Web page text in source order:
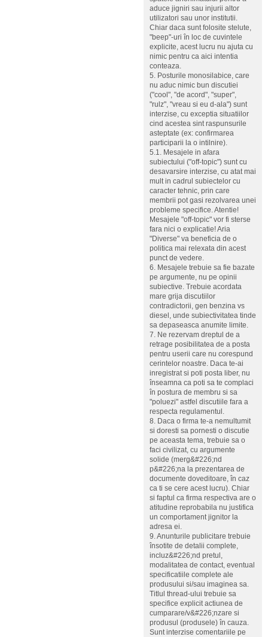
aduce jigniri sau injurii altor
utilizatori sau unor institutii.
Chiar daca sunt folosite stelute,
"beep"-uri în loc de cuvintele
explicite, acest lucru nu ajuta cu
nimic pentru ca aici intentia
conteaza.
5. Posturile monosilabice, care
nu aduc nimic bun discutiei
("cool", "de acord", "super",
"rulz", "vreau si eu d-ala") sunt
interzise, cu exceptia situatiilor
cind acestea sint raspunsurile
asteptate (ex: confirmarea
participarii la o intilnire).
5.1. Mesajele in afara
subiectului ("off-topic") sunt cu
desavarsire interzise, cu atat mai
mult in cadrul subiectelor cu
caracter tehnic, prin care
membrii pot gasi rezolvarea unei
probleme specifice. Atentie!
Mesajele "off-topic" vor fi sterse
fara nici o explicatie! Aria
"Diverse" va beneficia de o
politica mai relexata din acest
punct de vedere.
6. Mesajele trebuie sa fie bazate
pe argumente, nu pe opinii
subiective. Trebuie acordata
mare grija discutiilor
contradictorii, gen benzina vs
diesel, unde subiectivitatea tinde
sa depaseasca anumite limite.
7. Ne rezervam dreptul de a
retrage posibilitatea de a posta
pentru userii care nu corespund
cerintelor noastre. Daca te-ai
inregistrat si poti posta liber, nu
înseamna ca poti sa te complaci
în postura de membru si sa
"poluezi" astfel discutiile fara a
respecta regulamentul.
8. Daca o firma te-a nemultumit
si doresti sa pornesti o discutie
pe aceasta tema, trebuie sa o
faci civilizat, cu argumente
solide (merg&#226;nd
p&#226;na la prezentarea de
documente doveditoare, în caz
ca ti se cere acest lucru). Chiar
si faptul ca firma respectiva are o
atitudine reprobabila nu justifica
un comportament jignitor la
adresa ei.
9. Anunturile publicitare trebuie
însotite de detalii complete,
incluz&#226;nd pretul,
modalitatea de contact, eventual
specificatiile complete ale
produsului si/sau imaginea sa.
Titlul thread-ului trebuie sa
specifice explicit actiunea de
cumparare/v&#226;nzare si
produsul (produsele) în cauza.
Sunt interzise comentariile pe